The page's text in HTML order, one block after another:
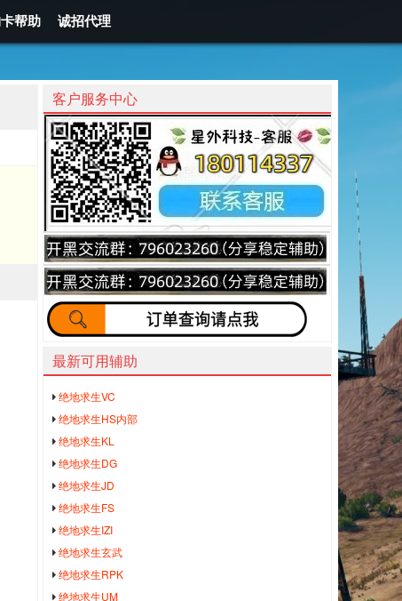
帮助 诚招代理
客户服务中心
最新可用辅助
绝地求生VC
绝地求生HS内部
绝地求生KL
绝地求生DG
绝地求生JD
绝地求生FS
绝地求生IZI
绝地求生玄武
绝地求生RPK
绝地求生UM